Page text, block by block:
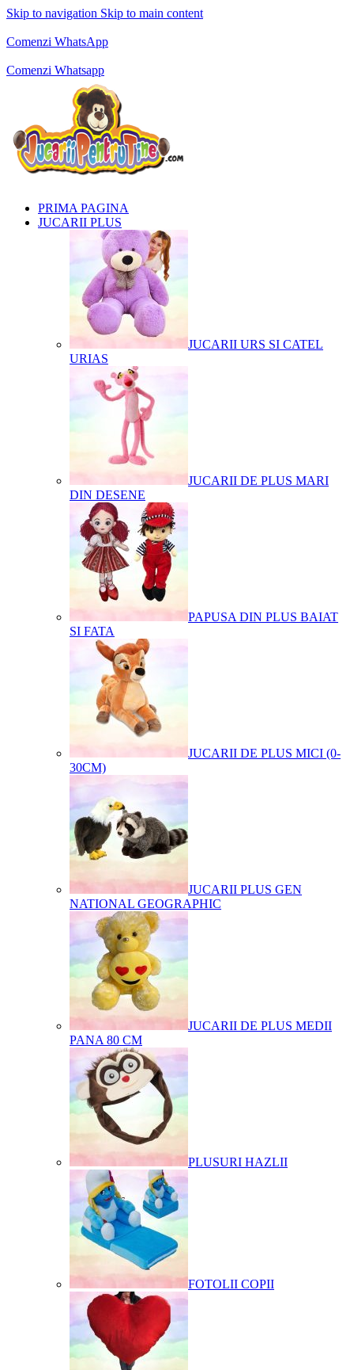
Skip to navigation Skip to main content
Comenzi WhatsApp
Comenzi Whatsapp
PRIMA PAGINA
JUCARII PLUS
JUCARII URS SI CATEL
URIAS
JUCARII DE PLUS MARI
DIN DESENE
PAPUSA DIN PLUS BAIAT
SI FATA
JUCARII DE PLUS MICI (0-
30CM)
JUCARII PLUS GEN
NATIONAL GEOGRAPHIC
JUCARII DE PLUS MEDII
PANA 80 CM
PLUSURI HAZLII
FOTOLII COPII